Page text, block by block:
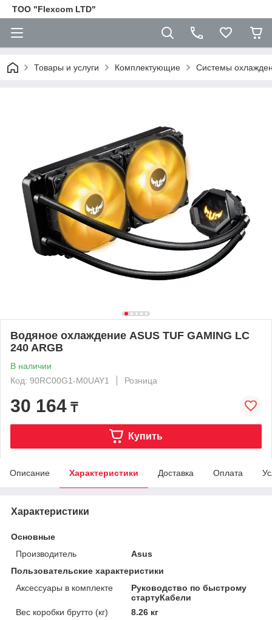
ТОО "Flexcom LTD"
Товары и услуги Комплектующие Cистемы
Водяное охлаждение ASUS TUF GAMING LC
240 ARGB
В наличии
Код: 90RC00G1-M0UAY1
Розница
30 164 ₸
Купить
Описание Характеристики Доставка Оплата
Характеристики
Основные
Производитель
Asus
Пользовательские характеристики
Аксессуары в комплекте
Руководство по быстрому
стартуКабели
Вес коробки брутто (кг)
8.26 кг